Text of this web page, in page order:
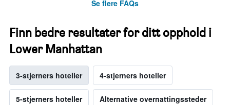
Se flere FAQs
Finn bedre resultater for ditt opphold i
Lower Manhattan
3-stjerners hoteller 4-stjerners hoteller
5-stjerners hoteller Alternative overnattingssteder